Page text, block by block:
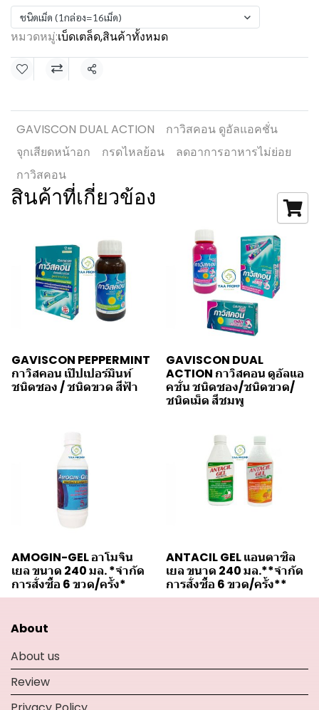
ชนิดเม็ด (1กล่อง=16เม็ด)
หมวดหมู่:เบ็ดเตล็ด,สินค้าทั้งหมด
แชร์
GAVISCON DUAL ACTION
กาวิสคอน ดูอัลแอคชั่น
จุกเสียดหน้าอก
กรดไหลย้อน
ลดอาการอาหารไม่ย่อย
กาวิสคอน
สินค้าที่เกี่ยวข้อง
GAVISCON PEPPERMINT
กาวิสคอน เป๊ปเปอร์มินท์
ชนิดซอง / ชนิดขวด สีฟ้า
GAVISCON DUAL
ACTION กาวิสคอน ดูอัลแอ
คชั่น ชนิดซอง/ชนิดขวด/
ชนิดเม็ด สีชมพู
AMOGIN-GEL อาโมจิน
เยล ขนาด 240 มล. *จำกัด
การสั่งซื้อ 6 ขวด/ครั้ง*
ANTACIL GEL แอนตาซิล
เยล ขนาด 240 มล.**จำกัด
การสั่งซื้อ 6 ขวด/ครั้ง**
About
About us
Review